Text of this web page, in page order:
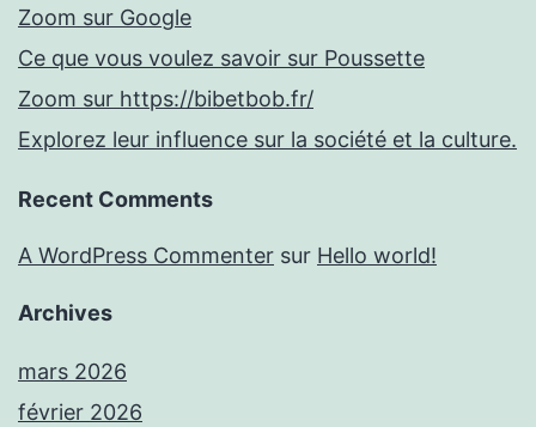
Zoom sur Google
Ce que vous voulez savoir sur Poussette
Zoom sur https://bibetbob.fr/
Explorez leur influence sur la société et la culture.
Recent Comments
A WordPress Commenter sur Hello world!
Archives
mars 2026
février 2026